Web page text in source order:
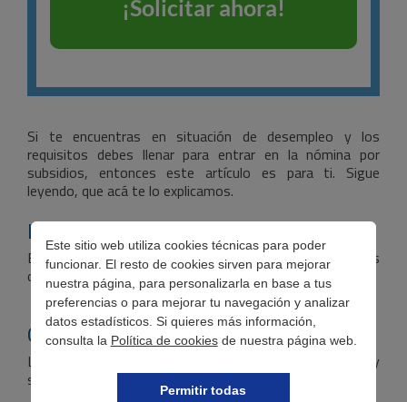
Este sitio web utiliza cookies técnicas para poder
funcionar. El resto de cookies sirven para mejorar
nuestra página, para personalizarla en base a tus
preferencias o para mejorar tu navegación y analizar
datos estadísticos. Si quieres más información,
consulta la Política de cookiesde nuestra página web.
Permitir todas
Si te encuentras en situación de desempleo y los
requisitos debes llenar para entrar en la nómina por
subsidios, entonces este artículo es para ti. Sigue
leyendo, que acá te lo explicamos.
La clasificación de los subsidios
Es bueno que la conozcas para saber cuáles son tus
opciones en esta situación tan delicada.
Grupos
Los subsidios por desempleo se dividen en dos grupos, y
solo puedes optar por uno de estos grupos: